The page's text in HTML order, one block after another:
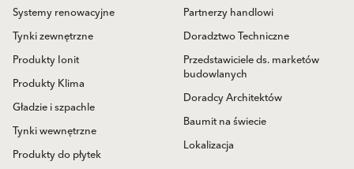
Systemy renowacyjne
Tynki zewnętrzne
Produkty Ionit
Produkty Klima
Gładzie i szpachle
Tynki wewnętrzne
Produkty do płytek
Partnerzy handlowi
Doradztwo Techniczne
Przedstawiciele ds. marketów
budowlanych
Doradcy Architektów
Baumit na świecie
Lokalizacja